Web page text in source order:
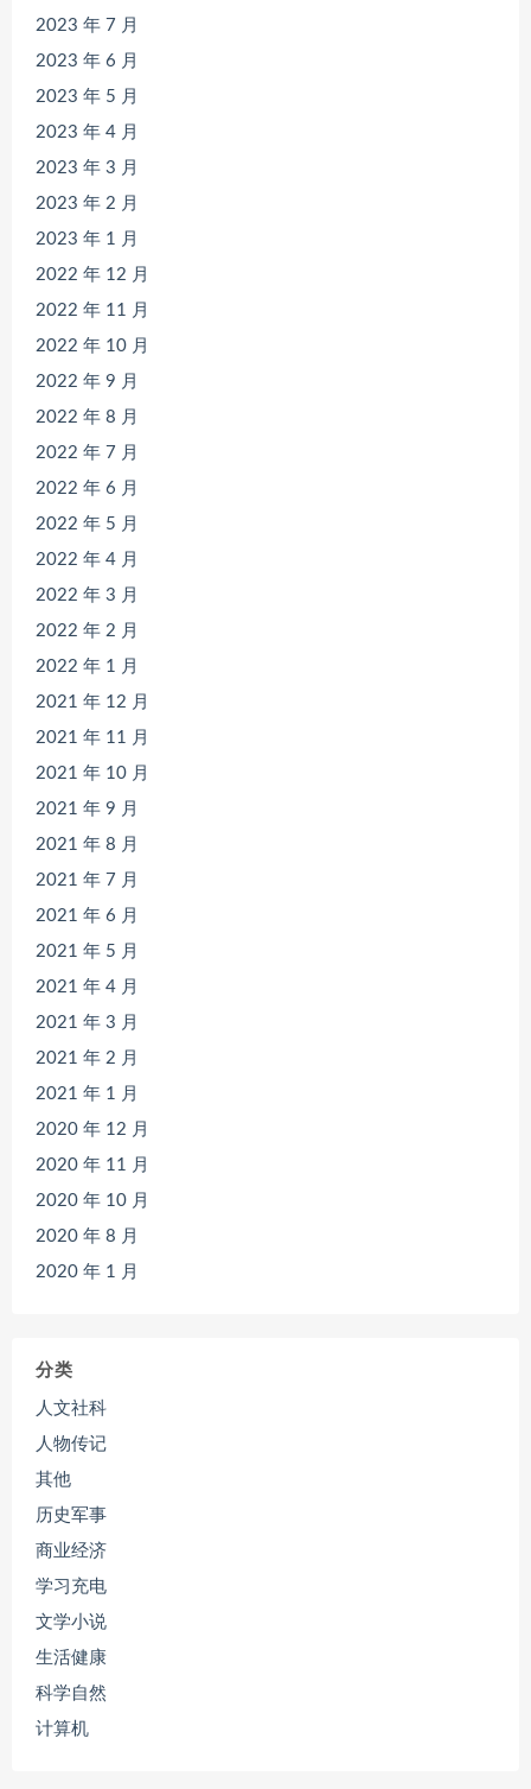
2023 年 7 月
2023 年 6 月
2023 年 5 月
2023 年 4 月
2023 年 3 月
2023 年 2 月
2023 年 1 月
2022 年 12 月
2022 年 11 月
2022 年 10 月
2022 年 9 月
2022 年 8 月
2022 年 7 月
2022 年 6 月
2022 年 5 月
2022 年 4 月
2022 年 3 月
2022 年 2 月
2022 年 1 月
2021 年 12 月
2021 年 11 月
2021 年 10 月
2021 年 9 月
2021 年 8 月
2021 年 7 月
2021 年 6 月
2021 年 5 月
2021 年 4 月
2021 年 3 月
2021 年 2 月
2021 年 1 月
2020 年 12 月
2020 年 11 月
2020 年 10 月
2020 年 8 月
2020 年 1 月
分类
人文社科
人物传记
其他
历史军事
商业经济
学习充电
文学小说
生活健康
科学自然
计算机